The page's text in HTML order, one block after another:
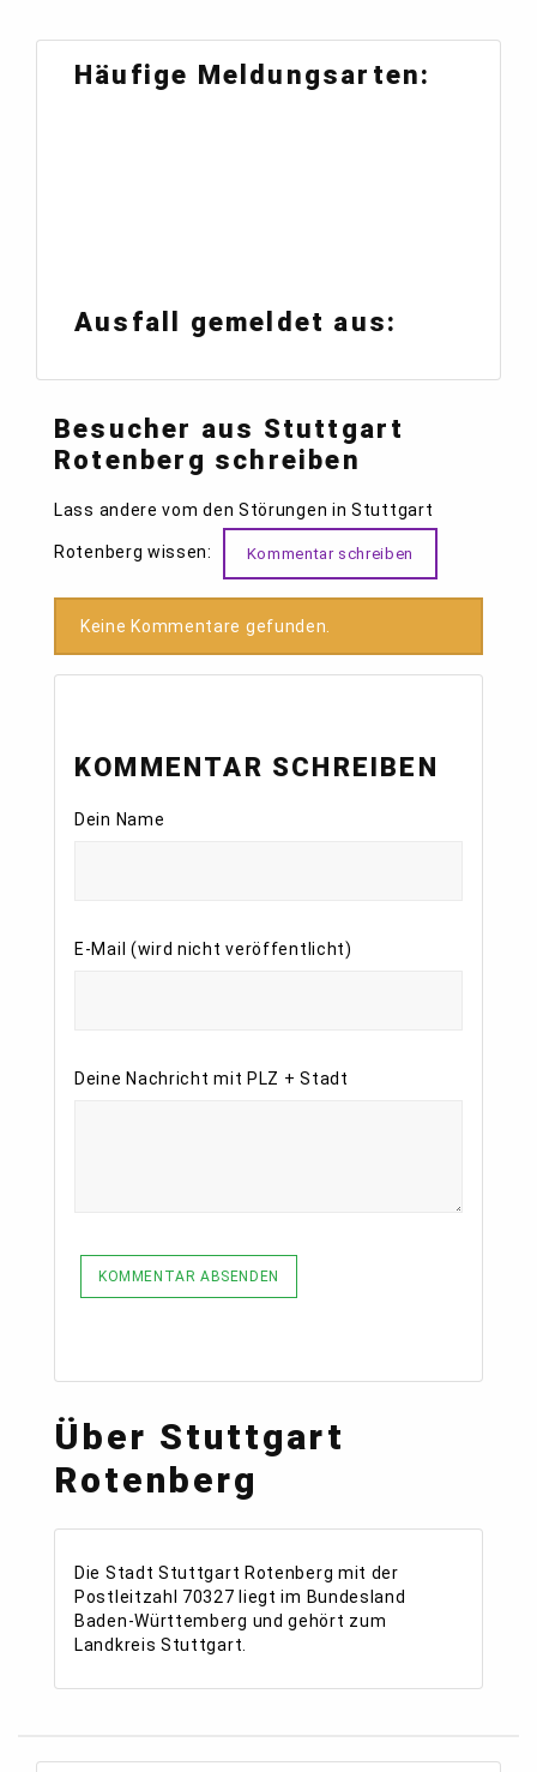
Häufige Meldungsarten:
Ausfall gemeldet aus:
Besucher aus Stuttgart
Rotenberg schreiben
Lass andere vom den Störungen in Stuttgart
Rotenberg wissen: Kommentar schreiben
Keine Kommentare gefunden.
KOMMENTAR SCHREIBEN
Dein Name
E-Mail (wird nicht veröffentlicht)
Deine Nachricht mit PLZ + Stadt
KOMMENTAR ABSENDEN
Über Stuttgart
Rotenberg
Die Stadt Stuttgart Rotenberg mit der
Postleitzahl 70327 liegt im Bundesland
Baden-Württemberg und gehört zum
Landkreis Stuttgart.